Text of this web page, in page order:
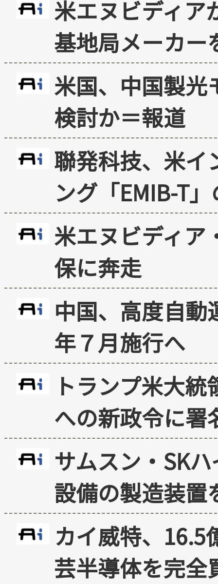
米エヌビディア
基地局メーカー
米国、中国製光
検討か＝報道
聯発科技、米イ
ング「EMIB-T
米エヌビディア
保に奔走
中国、高度自
年７月施行へ
トランプ米大
への新政令に署
サムスン・SK
設備の製造装置
カイ威特、16.5
芸半導体を完全